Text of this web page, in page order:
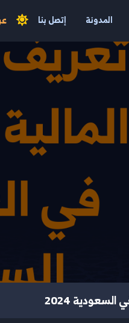
المدونة إتصل بنا
2024